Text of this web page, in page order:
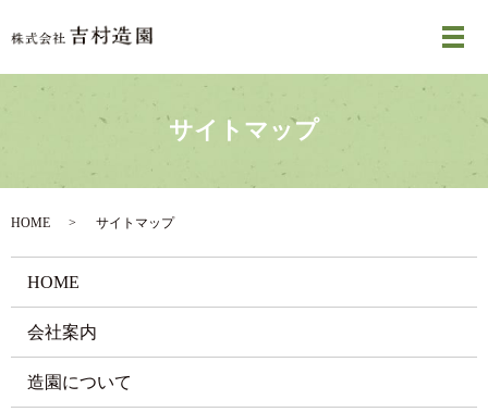
メ
サイトマップ
HOME サイトマップ
HOME
会社案内
造園について